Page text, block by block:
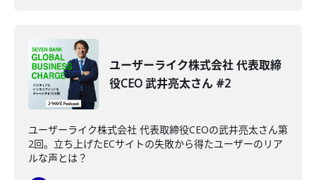
ユーザーライク株式会社 代表取締
役CEO 武井亮太さん #2
ユーザーライク株式会社 代表取締役CEOの武井亮太さん第
2回。立ち上げたECサイトの失敗から得たユーザーのリア
ルな声とは？